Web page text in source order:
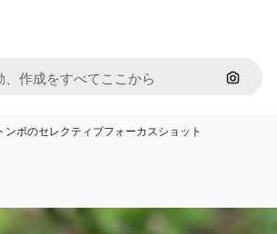
画像で
ンボのセレクティブフォーカスショット